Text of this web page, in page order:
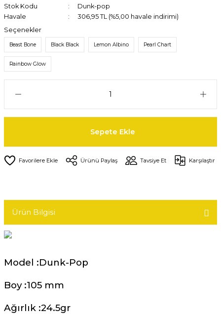
Stok Kodu
Dunk-pop
Havale
306,95 TL (%5,00 havale indirimi)
Seçenekler
Beast Bone Black Black Lemon Albino Pearl Chart
Rainbow Glow
Sepete Ekle
Ürünü Paylaş Tavsiye Et Karşılaştır
Ürün Bilgisi
Model :Dunk-Pop
Boy :105 mm
Ağırlık :24.5gr